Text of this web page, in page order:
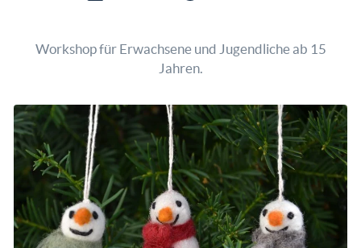
Workshop für Erwachsene und Jugendliche ab 15
Jahren.